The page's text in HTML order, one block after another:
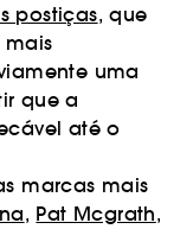
postiças, que
uma
que a
até o
marcas mais
, Pat Mcgrath,